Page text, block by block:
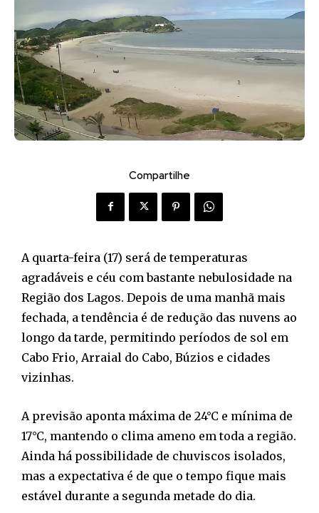
Compartilhe
A quarta-feira (17) será de temperaturas
agradáveis e céu com bastante nebulosidade na
Região dos Lagos. Depois de uma manhã mais
fechada, a tendência é de redução das nuvens ao
longo da tarde, permitindo períodos de sol em
Cabo Frio, Arraial do Cabo, Búzios e cidades
vizinhas.
A previsão aponta máxima de 24°C e mínima de
17°C, mantendo o clima ameno em toda a região.
Ainda há possibilidade de chuviscos isolados,
mas a expectativa é de que o tempo fique mais
estável durante a segunda metade do dia.